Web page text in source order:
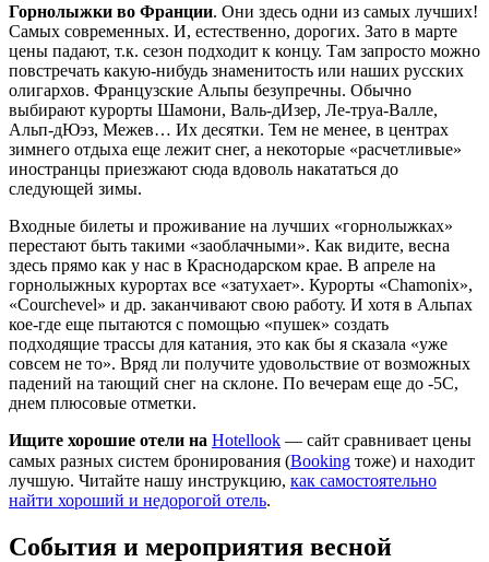
Горнолыжки во Франции. Они здесь одни из самых лучших!
Самых современных. И, естественно, дорогих. Зато в марте
цены падают, т.к. сезон подходит к концу. Там запросто можно
повстречать какую-нибудь знаменитость или наших русских
олигархов. Французские Альпы безупречны. Обычно
выбирают курорты Шамони, Валь-дИзер, Ле-труа-Валле,
Альп-дЮэз, Межев… Их десятки. Тем не менее, в центрах
зимнего отдыха еще лежит снег, а некоторые «расчетливые»
иностранцы приезжают сюда вдоволь накататься до
следующей зимы.
Входные билеты и проживание на лучших «горнолыжках»
перестают быть такими «заоблачными». Как видите, весна
здесь прямо как у нас в Краснодарском крае. В апреле на
горнолыжных курортах все «затухает». Курорты «Chamonix»,
«Courchevel» и др. заканчивают свою работу. И хотя в Альпах
кое-где еще пытаются с помощью «пушек» создать
подходящие трассы для катания, это как бы я сказала «уже
совсем не то». Вряд ли получите удовольствие от возможных
падений на тающий снег на склоне. По вечерам еще до -5С,
днем плюсовые отметки.
Ищите хорошие отели на Hotellook — сайт сравнивает цены
самых разных систем бронирования (Booking тоже) и находит
лучшую. Читайте нашу инструкцию, как самостоятельно
найти хороший и недорогой отель.
События и мероприятия весной